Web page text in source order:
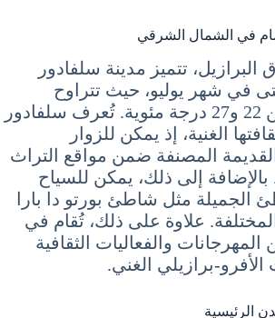
في الشمال الشرقي
تتميز مدينة سلفادور
في شهر يوليو، حيث تتراوح
درجات الحرارة بين 22 و27 درجة مئوية. تُعرف سلفادور
الغنية، إذ يمكن للزوار
المصنفة ضمن مواقع التراث
بالإضافة إلى ذلك، يمكن للسياح
الجميلة مثل شاطئ بورتو دا بارا
علاوة على ذلك، تُقام في
والفعاليات الثقافية
برازيلي الغني.
الرئيسية